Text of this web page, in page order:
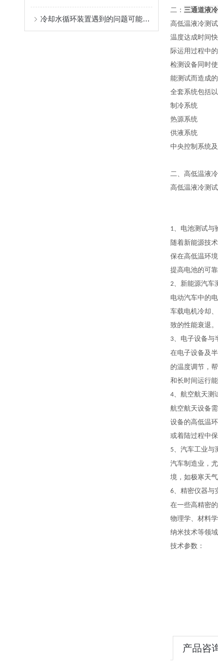
冷却水循环装置遇到的问题可能会有哪些？
二： 三通道液
高低温液冷测
温度达成时间
际运用过程中
检测设备同时
能测试而造成
全套系统包括
制冷系统
热源系统
供液系统
中央控制系统
二、 高低温液
高低温液冷测
1、电池测试与
随着新能源技
保在高低温环
提高电池的可
2、新能源汽车
电动汽车中的
车载电机冷却
致的性能衰退。
3、电子设备与
在电子设备及
的温度调节，
和长时间运行
4、航空航天测
航空航天设备
设备的高低温
或着陆过程中
5、汽车工业与
汽车制造业，
境，如极寒天
6、精密仪器与
在一些高精密
物理学、材料
纳米技术等领
技术参数：
产品咨